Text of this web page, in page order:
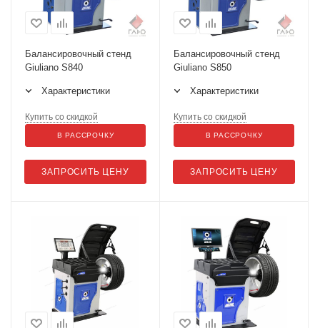
Балансировочный стенд
Giuliano S840
Характеристики
ЗАПРОСИТЬ ЦЕНУ
Купить со скидкой
В РАССРОЧКУ
Балансировочный стенд
Giuliano S850
Характеристики
ЗАПРОСИТЬ ЦЕНУ
Купить со скидкой
В РАССРОЧКУ